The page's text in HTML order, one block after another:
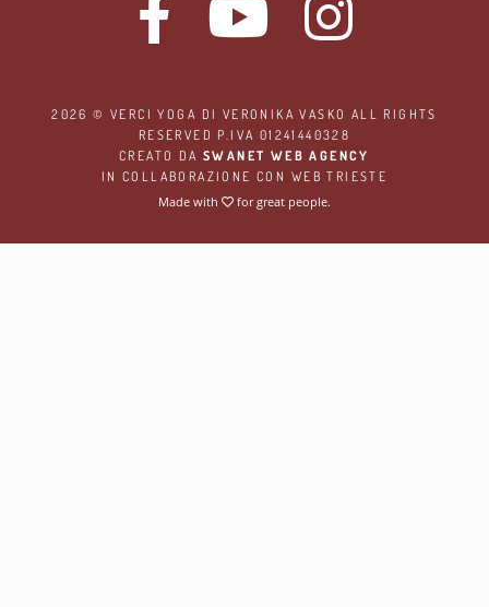
2026 ©VERCI YOGA DI VERONIKA VASKO ALL RIGHTS
RESERVED P.IVA 01241440328
CREATO DASWANET WEB AGENCY
IN COLLABORAZIONE CON WEB TRIESTE
Made with
for great people.